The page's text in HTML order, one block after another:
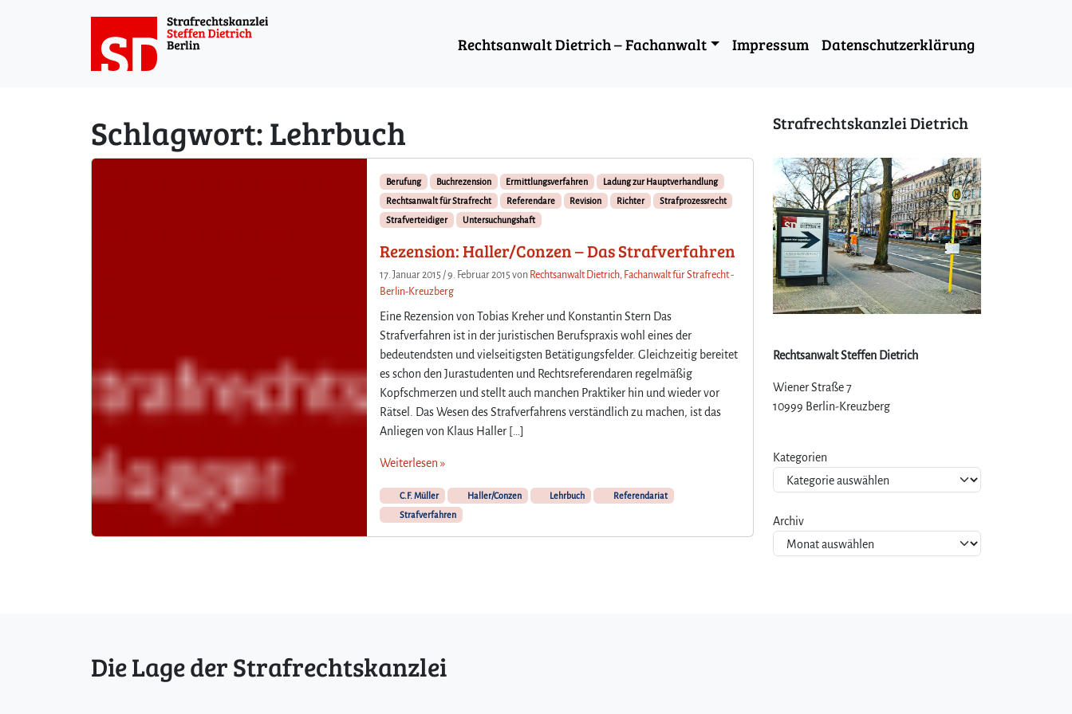
Rechtsanwalt Dietrich – Fachanwalt Impressum Datenschutzerklärung
Schlagwort:Lehrbuch
Berufung Buchrezension Ermittlungsverfahren
Ladung zur Hauptverhandlung
Rechtsanwalt für Strafrecht
Referendare Revision Richter
Strafprozessrecht
Strafverteidiger
Untersuchungshaft
Rezension: Haller/Conzen – Das Strafverfahren
17. Januar 2015 /9. Februar 2015von Rechtsanwalt Dietrich, Fachanwalt für Strafrecht -
Berlin-Kreuzberg
Eine Rezension von Tobias Kreher und Konstantin Stern Das
Strafverfahren ist in der juristischen Berufspraxis wohl eines der
bedeutendsten und vielseitigsten Betätigungsfelder. Gleichzeitig bereitet
es schon den Jurastudenten und Rechtsreferendaren regelmäßig
Kopfschmerzen und stellt auch manchen Praktiker hin und wieder vor
Rätsel. Das Wesen des Strafverfahrens verständlich zu machen, ist das
Anliegen von Klaus Haller […]
Weiterlesen »
C.F. Müller Haller/Conzen Lehrbuch
Referendariat
Strafverfahren
Strafrechtskanzlei Dietrich
Rechtsanwalt Steffen Dietrich
Wiener Straße 7
10999 Berlin-Kreuzberg
Kategorien
Archiv
Die Lage der Strafrechtskanzlei